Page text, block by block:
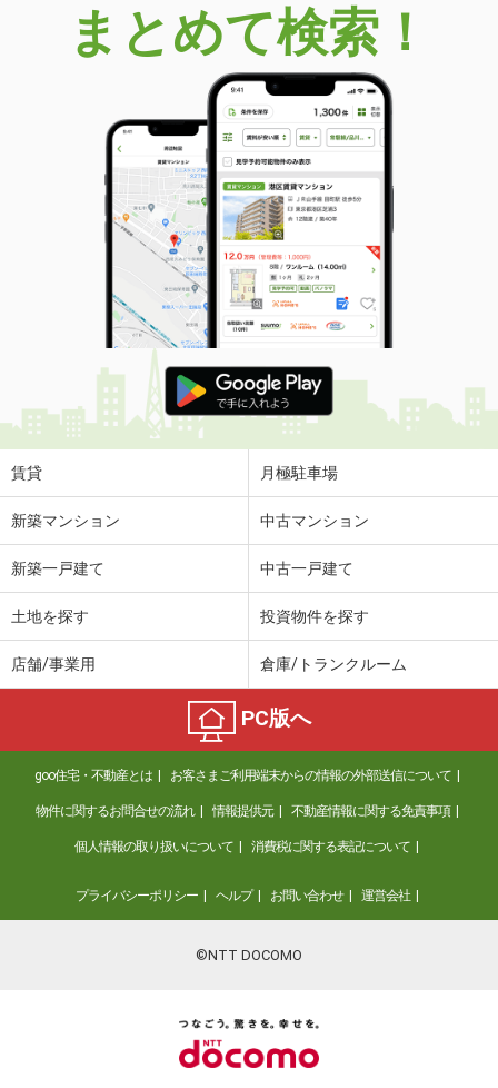
まとめて検索！
賃貸 月極駐車場
新築マンション 中古マンション
新築一戸建て 中古一戸建て
土地を探す 投資物件を探す
店舗/事業用 倉庫/トランクルーム
PC版へ
goo住宅・不動産とは お客さまご利用端末からの情報の外部送信について
物件に関するお問合せの流れ 情報提供元 不動産情報に関する免責事項
個人情報の取り扱いについて 消費税に関する表記について
プライバシーポリシー ヘルプ お問い合わせ 運営会社
©NTT DOCOMO